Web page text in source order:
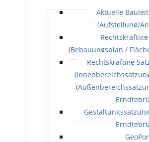
Aktuelle
(Aufstellung/
(Bebauungsplan /
Rechtskräftige